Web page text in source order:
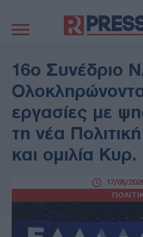
πλοήγηση
ΠΟΛΙΤΙΚΗ
ΕΚΚΛΗΣΙΑ
ΔΙΕΘΝΗ
MEDIA
SPORTS
ΠΑΡΑΞΕΝΑ
ΑΡΘΡΟΓΡΑΦΙΑ
16ο Συνέδριο
εργασίες με
τη νέα
και ομιλία
17/05/